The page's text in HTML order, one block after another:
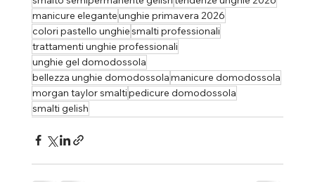
manicure eleganteunghie primavera 2026
colori pastello unghiesmalti professionali
trattamenti unghie professionali
unghie gel domodossola
bellezza unghie domodossolamanicure domodossola
morgan taylor smaltipedicure domodossola
smalti gelish